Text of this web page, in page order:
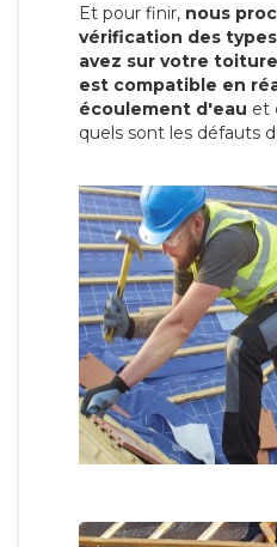
Et pour finir, nous
vérification des
avez sur votre
est compatible en
écoulement d'eau et
quels sont les défauts